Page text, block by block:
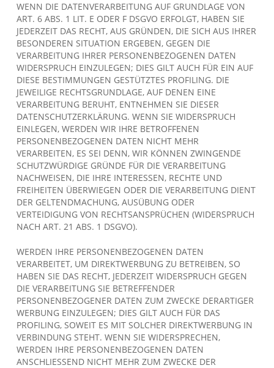
WENN DIE DATENVERARBEITUNG AUF GRUNDLAGE VON
ART. 6 ABS. 1 LIT. E ODER F DSGVO ERFOLGT, HABEN SIE
JEDERZEIT DAS RECHT, AUS GRÜNDEN, DIE SICH AUS IHRER
BESONDEREN SITUATION ERGEBEN, GEGEN DIE
VERARBEITUNG IHRER PERSONENBEZOGENEN DATEN
WIDERSPRUCH EINZULEGEN; DIES GILT AUCH FÜR EIN AUF
DIESE BESTIMMUNGEN GESTÜTZTES PROFILING. DIE
JEWEILIGE RECHTSGRUNDLAGE, AUF DENEN EINE
VERARBEITUNG BERUHT, ENTNEHMEN SIE DIESER
DATENSCHUTZERKLÄRUNG. WENN SIE WIDERSPRUCH
EINLEGEN, WERDEN WIR IHRE BETROFFENEN
PERSONENBEZOGENEN DATEN NICHT MEHR
VERARBEITEN, ES SEI DENN, WIR KÖNNEN ZWINGENDE
SCHUTZWÜRDIGE GRÜNDE FÜR DIE VERARBEITUNG
NACHWEISEN, DIE IHRE INTERESSEN, RECHTE UND
FREIHEITEN ÜBERWIEGEN ODER DIE VERARBEITUNG DIENT
DER GELTENDMACHUNG, AUSÜBUNG ODER
VERTEIDIGUNG VON RECHTSANSPRÜCHEN (WIDERSPRUCH
NACH ART. 21 ABS. 1 DSGVO).
WERDEN IHRE PERSONENBEZOGENEN DATEN
VERARBEITET, UM DIREKTWERBUNG ZU BETREIBEN, SO
HABEN SIE DAS RECHT, JEDERZEIT WIDERSPRUCH GEGEN
DIE VERARBEITUNG SIE BETREFFENDER
PERSONENBEZOGENER DATEN ZUM ZWECKE DERARTIGER
WERBUNG EINZULEGEN; DIES GILT AUCH FÜR DAS
PROFILING, SOWEIT ES MIT SOLCHER DIREKTWERBUNG IN
VERBINDUNG STEHT. WENN SIE WIDERSPRECHEN,
WERDEN IHRE PERSONENBEZOGENEN DATEN
ANSCHLIESSEND NICHT MEHR ZUM ZWECKE DER